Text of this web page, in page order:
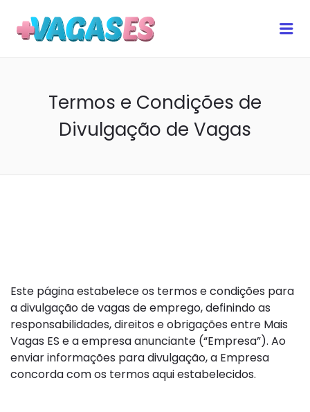
Termos e Condições de
Divulgação de Vagas
Este página estabelece os termos e condições para
a divulgação de vagas de emprego, definindo as
responsabilidades, direitos e obrigações entre Mais
Vagas ES e a empresa anunciante (“Empresa”). Ao
enviar informações para divulgação, a Empresa
concorda com os termos aqui estabelecidos.